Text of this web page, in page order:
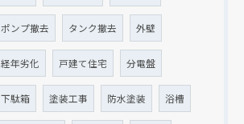
ポンプ撤去 タンク撤去 外壁
経年劣化 戸建て住宅 分電盤
下駄箱 塗装工事 防水塗装 浴槽